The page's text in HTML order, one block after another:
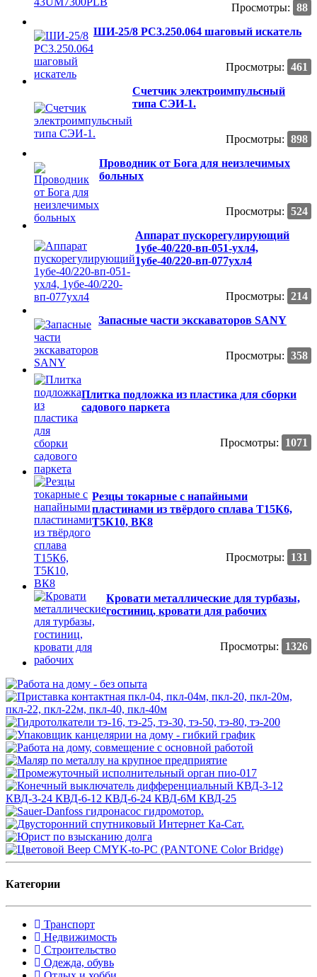
Просмотры: 88
ШИ-25/8 РС3.250.064 шаговый искатель
Просмотры: 461
Счетчик электроимпульсный
типа СЭИ-1.
Просмотры: 898
Проводник от Бога для неизлечимых
больных
Просмотры: 524
Аппарат пускорегулирующий
1убе-40/220-вп-051-ухл4,
1убе-40/220-вп-077ухл4
Просмотры: 214
Запасные части экскаваторов SANY
Просмотры: 358
Плитка подложка из пластика для сборки
садового паркета
Просмотры: 1071
Резцы токарные с напайными
пластинами из твёрдого сплава Т15К6,
Т5К10, ВК8
Просмотры: 131
Кровати металлические для турбазы,
гостиниц, кровати для рабочих
Просмотры: 1326
Категории
Транспорт
Недвижимость
Строительство
Одежда, обувь